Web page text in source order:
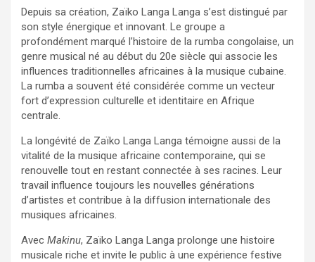
Depuis sa création, Zaïko Langa Langa s’est distingué par
son style énergique et innovant. Le groupe a
profondément marqué l’histoire de la rumba congolaise, un
genre musical né au début du 20e siècle qui associe les
influences traditionnelles africaines à la musique cubaine.
La rumba a souvent été considérée comme un vecteur
fort d’expression culturelle et identitaire en Afrique
centrale.
La longévité de Zaïko Langa Langa témoigne aussi de la
vitalité de la musique africaine contemporaine, qui se
renouvelle tout en restant connectée à ses racines. Leur
travail influence toujours les nouvelles générations
d’artistes et contribue à la diffusion internationale des
musiques africaines.
Avec Makinu, Zaïko Langa Langa prolonge une histoire
musicale riche et invite le public à une expérience festive